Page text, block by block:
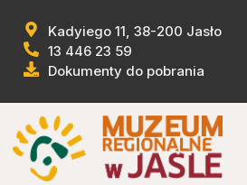
Kadyiego 11, 38-200 Jasło
13 446 23 59
Dokumenty do pobrania